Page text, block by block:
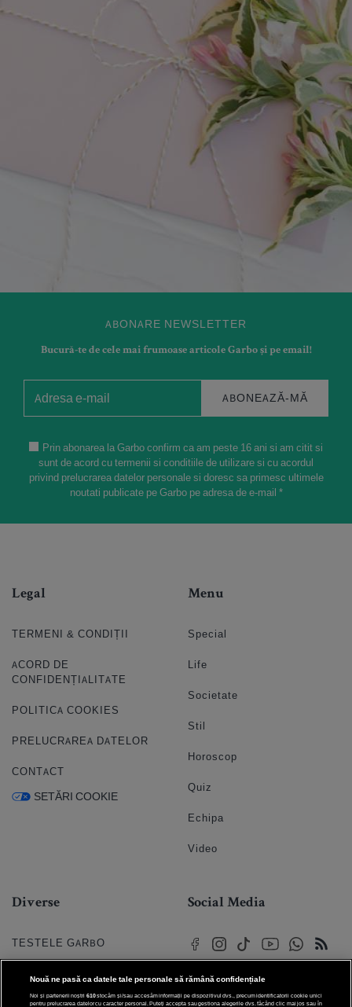
ABONARE NEWSLETTER
Bucură-te de cele mai frumoase articole Garbo și pe email!
ABONEAZĂ-MĂ
Prin abonarea la Garbo confirm ca am peste 16 ani si am citit si
sunt de acord cu termenii si conditiile de utilizare si cu acordul
privind prelucrarea datelor personale si doresc sa primesc ultimele
noutati publicate pe Garbo pe adresa de e-mail *
Legal
TERMENI & CONDIȚII
ACORD DE
CONFIDENȚIALITATE
POLITICA COOKIES
PRELUCRAREA DATELOR
CONTACT
SETĂRI COOKIE
Menu
Special
Life
Societate
Stil
Horoscop
Quiz
Echipa
Video
Diverse
TESTELE GARBO
HOROSCOP
HOROSCOPUL IUBIRII
Social Media
Nouă ne pasă ca datele tale personale să rămână confidențiale
Noi și partenerii noștri 610stocăm și/sau accesăm informații pe dispozitivul dvs., precum identificatorii cookie unici
pentru prelucrarea datelor cu caracter personal. Puteți accepta sau gestiona alegerile dvs. făcând clic mai jos sau în